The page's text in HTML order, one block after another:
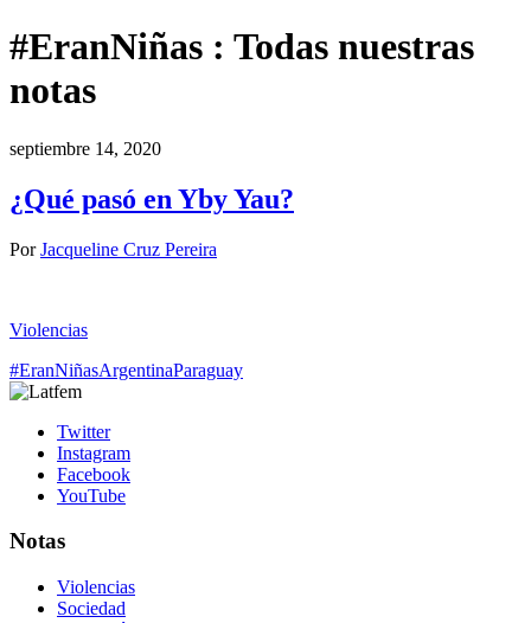
#EranNiñas : Todas nuestras
notas
septiembre 14, 2020
¿Qué pasó en Yby Yau?
PorJacqueline Cruz Pereira
Violencias
#EranNiñasArgentinaParaguay
Twitter
Instagram
Facebook
YouTube
Notas
Violencias
Sociedad